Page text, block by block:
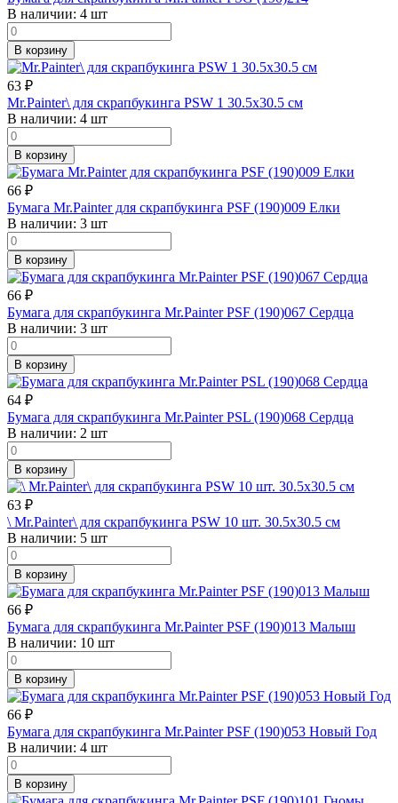
В наличии: 4 шт
В корзину
63 ₽
Mr.Painter\ для скрапбукинга PSW 1 30.5х30.5 см
В наличии: 4 шт
В корзину
66 ₽
Бумага Mr.Painter для скрапбукинга PSF (190)009 Елки
В наличии: 3 шт
В корзину
66 ₽
Бумага для скрапбукинга Mr.Painter PSF (190)067 Сердца
В наличии: 3 шт
В корзину
64 ₽
Бумага для скрапбукинга Mr.Painter PSL (190)068 Сердца
В наличии: 2 шт
В корзину
63 ₽
\ Mr.Painter\ для скрапбукинга PSW 10 шт. 30.5х30.5 см
В наличии: 5 шт
В корзину
66 ₽
Бумага для скрапбукинга Mr.Painter PSF (190)013 Малыш
В наличии: 10 шт
В корзину
66 ₽
Бумага для скрапбукинга Mr.Painter PSF (190)053 Новый Год
В наличии: 4 шт
В корзину